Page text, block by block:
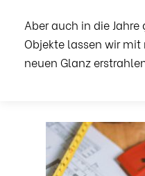
Aber auch in die
Objekte lassen wir
neuen Glanz